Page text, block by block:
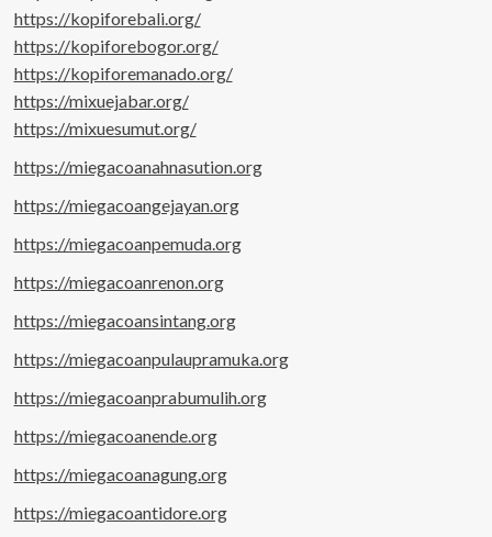
https://kopiforebali.org/
https://kopiforebogor.org/
https://kopiforemanado.org/
https://mixuejabar.org/
https://mixuesumut.org/
https://miegacoanahnasution.org
https://miegacoangejayan.org
https://miegacoanpemuda.org
https://miegacoanrenon.org
https://miegacoansintang.org
https://miegacoanpulaupramuka.org
https://miegacoanprabumulih.org
https://miegacoanende.org
https://miegacoanagung.org
https://miegacoantidore.org